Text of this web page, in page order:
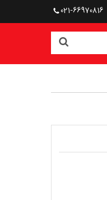
021-66970816